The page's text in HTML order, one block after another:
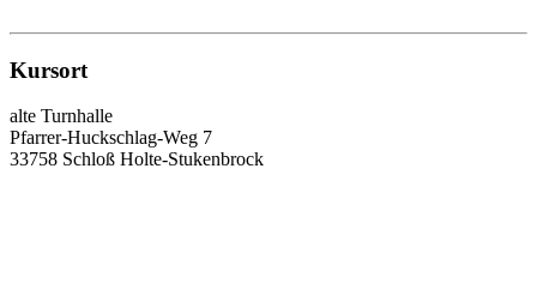
Kursort
alte Turnhalle
Pfarrer-Huckschlag-Weg 7
33758 Schloß Holte-Stukenbrock